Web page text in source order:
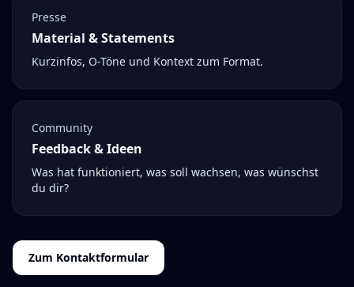
Presse
Material & Statements
Kurzinfos, O-Töne und Kontext zum Format.
Community
Feedback & Ideen
Was hat funktioniert, was soll wachsen, was wünschst
du dir?
Zum Kontaktformular